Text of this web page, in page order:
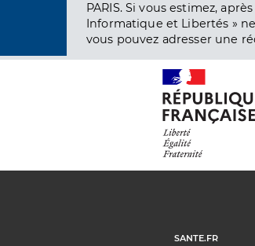
PARIS. Si vous estimez,
Informatique et Libertés »
vous pouvez adresser une
SANTE.FR